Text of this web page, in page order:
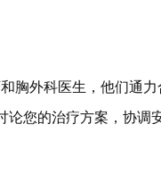
外科医生，他们通力
您的治疗方案，协